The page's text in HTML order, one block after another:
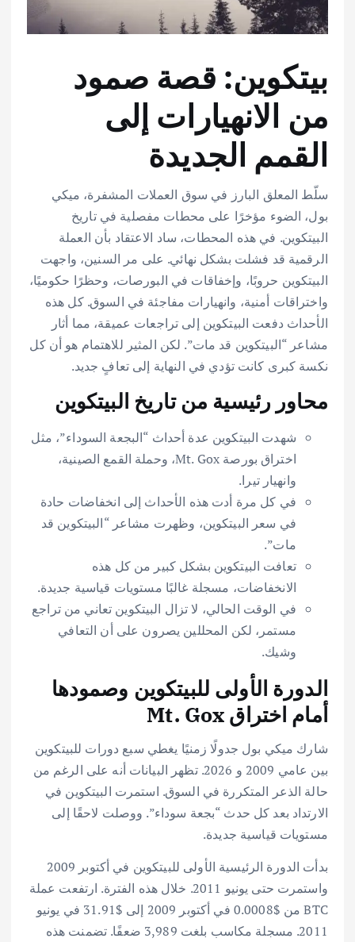
بيتكوين: قصة صمود
من الانهيارات إلى
القمم الجديدة
سلّط المعلق البارز في سوق العملات المشفرة، ميكي
بول، الضوء مؤخرًا على محطات مفصلية في تاريخ
البيتكوين. في هذه المحطات، ساد الاعتقاد بأن العملة
الرقمية قد فشلت بشكل نهائي. على مر السنين، واجهت
البيتكوين حروبًا، وإخفاقات في البورصات، وحظرًا حكوميًا،
واختراقات أمنية، وانهيارات مفاجئة في السوق. كل هذه
الأحداث دفعت البيتكوين إلى تراجعات عميقة، مما أثار
مشاعر “البيتكوين قد مات”. لكن المثير للاهتمام هو أن كل
نكسة كبرى كانت تؤدي في النهاية إلى تعافٍ جديد.
محاور رئيسية من تاريخ البيتكوين
شهدت البيتكوين عدة أحداث “البجعة السوداء”، مثل
اختراق بورصة Mt. Gox، وحملة القمع الصينية،
وانهيار تيرا.
في كل مرة أدت هذه الأحداث إلى انخفاضات حادة
في سعر البيتكوين، وظهرت مشاعر “البيتكوين قد
مات”.
تعافت البيتكوين بشكل كبير من كل هذه
الانخفاضات، مسجلة غالبًا مستويات قياسية جديدة.
في الوقت الحالي، لا تزال البيتكوين تعاني من تراجع
مستمر، لكن المحللين يصرون على أن التعافي
وشيك.
الدورة الأولى للبيتكوين وصمودها
أمام اختراق Mt. Gox
شارك ميكي بول جدولًا زمنيًا يغطي سبع دورات للبيتكوين
بين عامي 2009 و 2026. تظهر البيانات أنه على الرغم من
حالة الذعر المتكررة في السوق. استمرت البيتكوين في
الارتداد بعد كل حدث “بجعة سوداء”. ووصلت لاحقًا إلى
مستويات قياسية جديدة.
بدأت الدورة الرئيسية الأولى للبيتكوين في أكتوبر 2009
واستمرت حتى يونيو 2011. خلال هذه الفترة. ارتفعت عملة
BTC من $0.0008 في أكتوبر 2009 إلى $31.91 في يونيو
2011. مسجلة مكاسب بلغت 3,989 ضعفًا. تضمنت هذه